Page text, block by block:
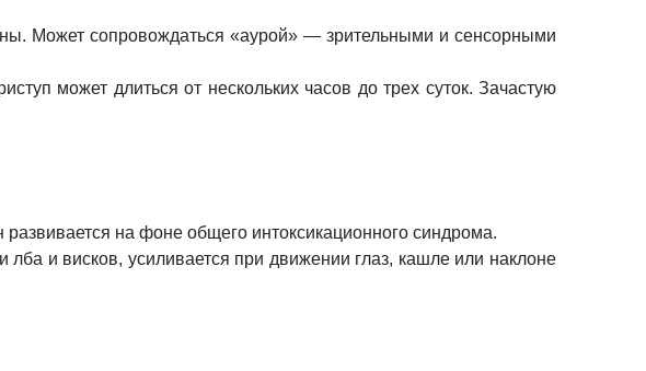
Может сопровождаться «аурой» — зрительными и сенсорными
может длиться от нескольких часов до трех суток. Зачастую
на фоне общего интоксикационного синдрома.
и висков, усиливается при движении глаз, кашле или наклоне